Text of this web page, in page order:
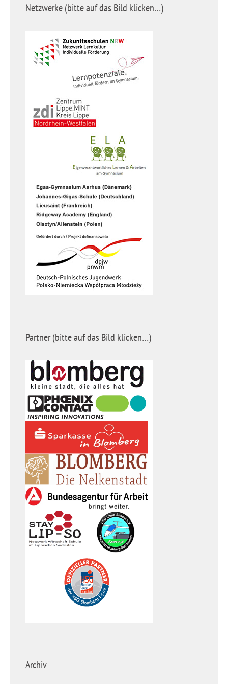
Netzwerke (bitte auf das Bild klicken…)
Partner (bitte auf das Bild klicken…)
Archiv